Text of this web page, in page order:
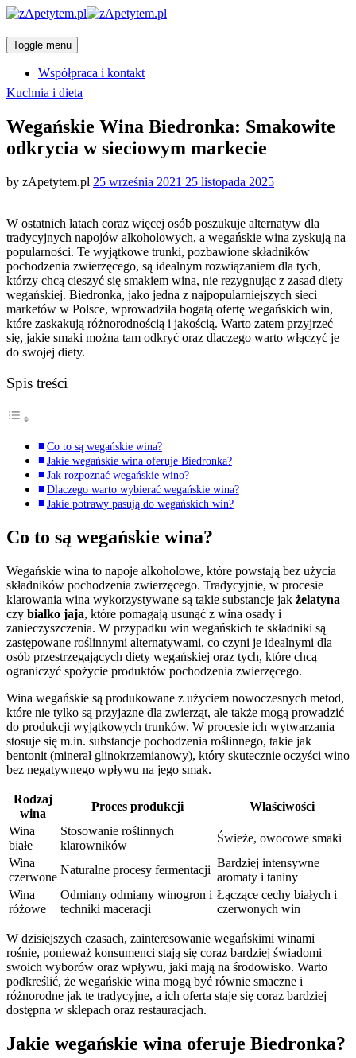
Toggle menu
Współpraca i kontakt
Categories
Kuchnia i dieta
Wegańskie Wina Biedronka: Smakowite
odkrycia w sieciowym markecie
by zApetytem.pl Posted
25 września 2021 25 listopada 2025
W ostatnich latach coraz więcej osób poszukuje alternatyw dla
tradycyjnych napojów alkoholowych, a wegańskie wina zyskują na
popularności. Te wyjątkowe trunki, pozbawione składników
pochodzenia zwierzęcego, są idealnym rozwiązaniem dla tych,
którzy chcą cieszyć się smakiem wina, nie rezygnując z zasad diety
wegańskiej. Biedronka, jako jedna z najpopularniejszych sieci
marketów w Polsce, wprowadziła bogatą ofertę wegańskich win,
które zaskakują różnorodnością i jakością. Warto zatem przyjrzeć
się, jakie smaki można tam odkryć oraz dlaczego warto włączyć je
do swojej diety.
Spis treści
Co to są wegańskie wina?
Jakie wegańskie wina oferuje Biedronka?
Jak rozpoznać wegańskie wino?
Dlaczego warto wybierać wegańskie wina?
Jakie potrawy pasują do wegańskich win?
Co to są wegańskie wina?
Wegańskie wina to napoje alkoholowe, które powstają bez użycia
składników pochodzenia zwierzęcego. Tradycyjnie, w procesie
klarowania wina wykorzystywane są takie substancje jak żelatyna
czy białko jaja, które pomagają usunąć z wina osady i
zanieczyszczenia. W przypadku win wegańskich te składniki są
zastępowane roślinnymi alternatywami, co czyni je idealnymi dla
osób przestrzegających diety wegańskiej oraz tych, które chcą
ograniczyć spożycie produktów pochodzenia zwierzęcego.
Wina wegańskie są produkowane z użyciem nowoczesnych metod,
które nie tylko są przyjazne dla zwierząt, ale także mogą prowadzić
do produkcji wyjątkowych trunków. W procesie ich wytwarzania
stosuje się m.in. substancje pochodzenia roślinnego, takie jak
bentonit (minerał glinokrzemianowy), który skutecznie oczyści wino
bez negatywnego wpływu na jego smak.
Rodzaj
wina
Proces produkcji
Właściwości
Wina
białe
Stosowanie roślinnych
klarowników
Świeże, owocowe smaki
Wina
czerwone
Naturalne procesy fermentacji
Bardziej intensywne
aromaty i taniny
Wina
różowe
Odmiany odmiany winogron i
techniki maceracji
Łączące cechy białych i
czerwonych win
W dzisiejszych czasach, zainteresowanie wegańskimi winami
rośnie, ponieważ konsumenci stają się coraz bardziej świadomi
swoich wyborów oraz wpływu, jaki mają na środowisko. Warto
podkreślić, że wegańskie wina mogą być równie smaczne i
różnorodne jak te tradycyjne, a ich oferta staje się coraz bardziej
dostępna w sklepach oraz restauracjach.
Jakie wegańskie wina oferuje Biedronka?